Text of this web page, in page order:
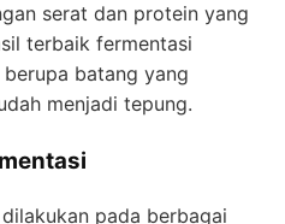
serat dan protein yang
terbaik fermentasi
batang yang
menjadi tepung.
pada berbagai